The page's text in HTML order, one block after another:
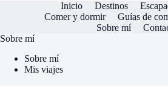
Inicio Destinos
Comer y dormir
Guías de
Sobre mí
Sobre mí
Sobre mí
Mis viajes